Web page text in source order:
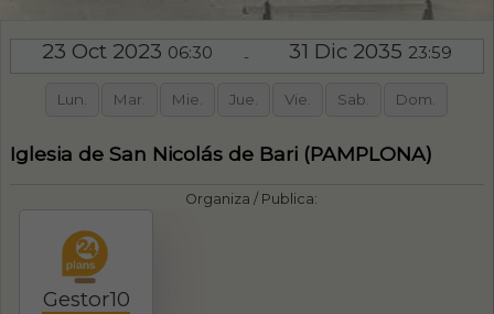
23 Oct 2023 06:30 - 31 Dic 2035 23:59
Lun. Mar. Mie. Jue. Vie. Sab. Dom.
Iglesia de San Nicolás de Bari (PAMPLONA)
Organiza / Publica:
Gestor10